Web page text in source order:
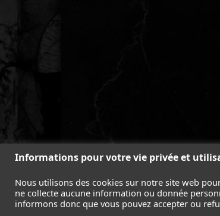
Informations pour votre vie privée et
Nous utilisons des cookies sur notre site web
ne collecte aucune information ou donnée
informons donc que vous pouvez accepter ou
ACCUEIL
TOMB RAIDER